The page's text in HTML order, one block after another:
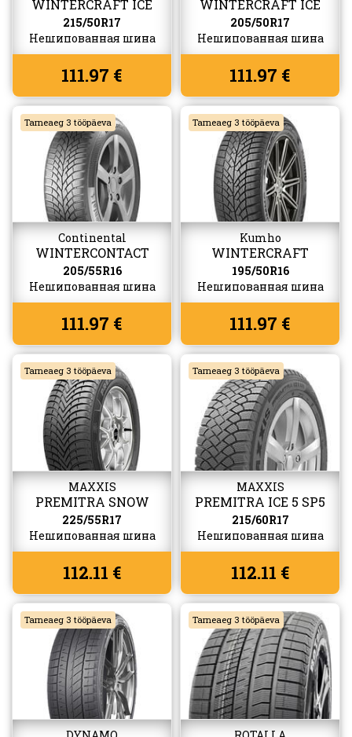
WINTERCRAFT ICE
WI51
215/50R17
Нешипованная шина
111.97 €
WINTERCRAFT ICE
WI51
205/50R17
Нешипованная шина
111.97 €
Tarneaeg 3 tööpäeva
Continental
WINTERCONTACT
TS870
205/55R16
Нешипованная шина
111.97 €
Tarneaeg 3 tööpäeva
Kumho
WINTERCRAFT
WP52+
195/50R16
Нешипованная шина
111.97 €
Tarneaeg 3 tööpäeva
MAXXIS
PREMITRA SNOW
WP6
225/55R17
Нешипованная шина
112.11 €
Tarneaeg 3 tööpäeva
MAXXIS
PREMITRA ICE 5 SP5
SUV
215/60R17
Нешипованная шина
112.11 €
Tarneaeg 3 tööpäeva Tarneaeg 3 tööpäeva